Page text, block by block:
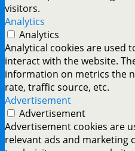
visitors.
Analytics
Analytics
Analytical cookies are used
interact with the website.
information on metrics the
rate, traffic source, etc.
Advertisement
Advertisement
Advertisement cookies are
relevant ads and marketing